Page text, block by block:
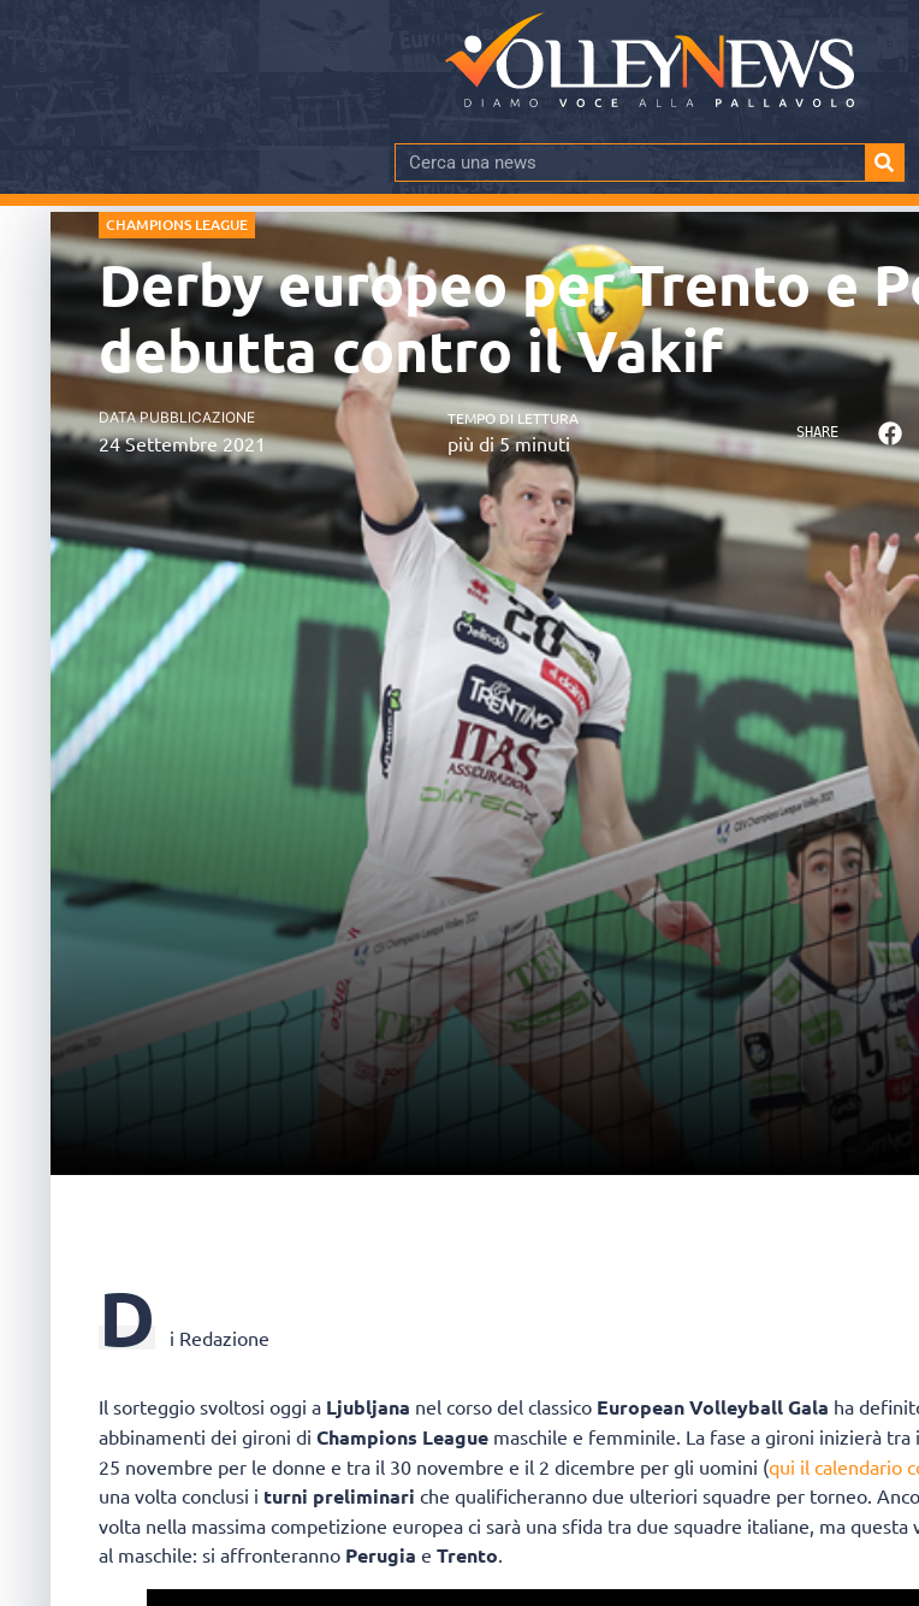
CHAMPIONS LEAGUE
Derby europeo per Trento e
debutta contro il Vakif
DATA PUBBLICAZIONE
24 Settembre 2021
TEMPO DI LETTURA
più di 5 minuti SHARE
D i Redazione
Il sorteggio svoltosi oggi a Ljubljana nel corso del classico European Volleyball Gala ha
abbinamenti dei gironi di Champions League maschile e femminile. La fase a gironi inizierà tra
25 novembre per le donne e tra il 30 novembre e il 2 dicembre per gli uomini (qui il calendario
una volta conclusi i turni preliminari che qualificheranno due ulteriori squadre per torneo.
volta nella massima competizione europea ci sarà una sfida tra due squadre italiane, ma questa
al maschile: si affronteranno Perugia e Trento.